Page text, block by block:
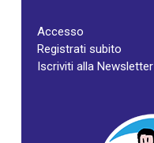
Accesso
Registrati subito
Iscriviti alla Newsletter